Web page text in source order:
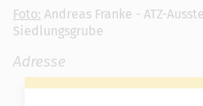
Foto: Andreas Franke - ATZ-
Siedlungsgrube
Adresse